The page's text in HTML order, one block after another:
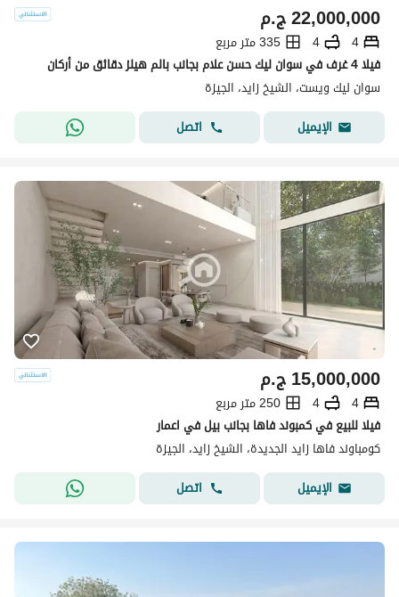
ج.م22,000,000
4
4
335 متر مربع
فيلا 4 غرف في سوان ليك حسن علام بجانب بالم هيلز دقائق من أركان
سوان ليك ويست، الشيخ زايد، الجيزة
الإيميل
اتصل
ج.م15,000,000
4
4
250 متر مربع
فيلا للبيع في كمبوند فاها بجانب بيل في اعمار
كومباوند فاها زايد الجديدة، الشيخ زايد، الجيزة
الإيميل
اتصل